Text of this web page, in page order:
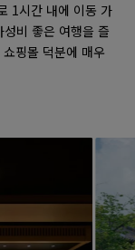
1시간 내에 이동 가
비 좋은 여행을 즐
핑몰 덕분에 매우